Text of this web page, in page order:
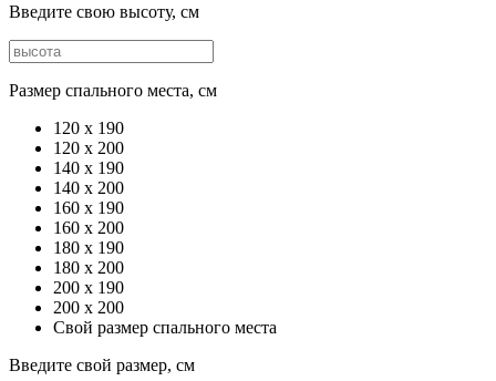
Введите свою высоту, см
Размер спального места, см
120 х 190
120 x 200
140 x 190
140 x 200
160 x 190
160 x 200
180 x 190
180 x 200
200 x 190
200 x 200
Свой размер спального места
Введите свой размер, см